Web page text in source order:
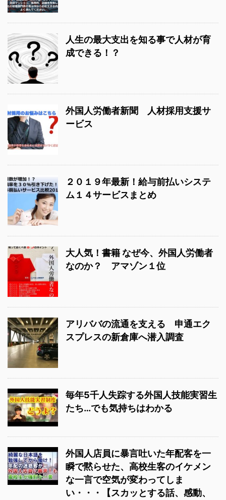
人生の最大支出を知る事で人材が育
成できる！？
外国人労働者新聞 人材採用支援サ
ービス
２０１９年最新！給与前払いシステ
ム１４サービスまとめ
大人気！書籍 なぜ今、外国人労働者
なのか？ アマゾン１位
アリババの流通を支える 申通エク
スプレスの新倉庫へ潜入調査
毎年5千人失踪する外国人技能実習生
たち…でも気持ちはわかる
外国人店員に暴言吐いた年配客を一
瞬で黙らせた、高校生客のイケメン
な一言で空気が変わってしま
い・・・【スカッとする話、感動、